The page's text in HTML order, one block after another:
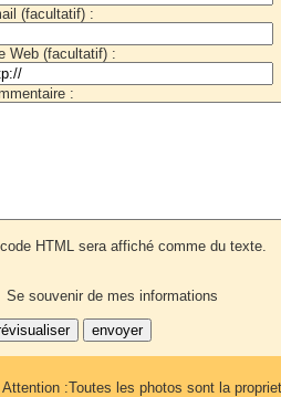
(facultatif) :
Web (facultatif) :
:
HTML sera affiché comme du texte.
Se souvenir de mes informations
Attention :Toutes les photos sont la